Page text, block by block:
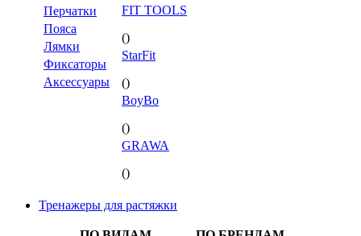
Перчатки
Пояса
Лямки
Фиксаторы
Аксессуары
FIT TOOLS
()
StarFit
()
BoyBo
()
GRAWA
()
Тренажеры для растяжки